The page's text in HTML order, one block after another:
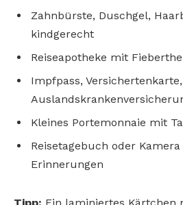
Zahnbürste, Duschgel,
kindgerecht
Reiseapotheke mit
Impfpass,
Kleines Portemonnaie mit
Reisetagebuch oder
Erinnerungen